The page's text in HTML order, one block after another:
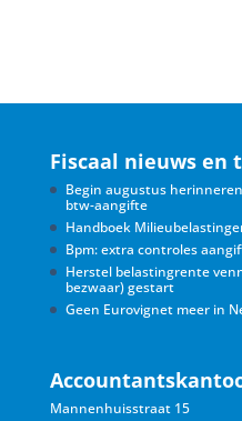
Fiscaal nieuws en
Begin augustus
btw-aangifte
Handboek
Bpm: extra controles
Herstel belastingrente
bezwaar) gestart
Geen Eurovignet meer in
Mannenhuisstraat 15